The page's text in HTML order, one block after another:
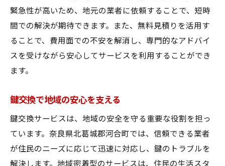
緊急性が高いため、地元の業者に依頼することで、短時
間での解決が期待できます。また、無料見積りを活用す
ることで、費用面での不安を解消し、専門的なアドバイ
スを受けながら安心してサービスを利用することができ
ます。
鍵交換で地域の安心を支える
鍵交換サービスは、地域の安全を守る重要な役割を担っ
ています。奈良県北葛城郡河合町では、信頼できる業者
が住民のニーズに応じて迅速に対応し、鍵のトラブルを
解決します。地域密着型のサービスは、住民の生活スタ